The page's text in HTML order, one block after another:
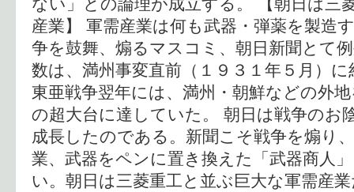
産業】 軍需産業は何も武器・弾薬を製造
争を鼓舞、煽るマスコミ、朝日新聞とて
数は、満州事変直前（１９３１年５月）
東亜戦争翌年には、満州・朝鮮などの外
の超大台に達していた。 朝日は戦争のお
成長したのである。新聞こそ戦争を煽り
業、武器をペンに置き換えた「武器商人
い。朝日は三菱重工と並ぶ巨大な軍需産